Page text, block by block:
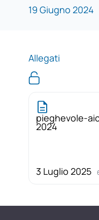
19 Giugno 2024
Allegati
pieghevole-
2024
3 Luglio 2025